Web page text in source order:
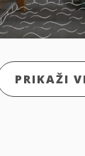
PRIKAŽI